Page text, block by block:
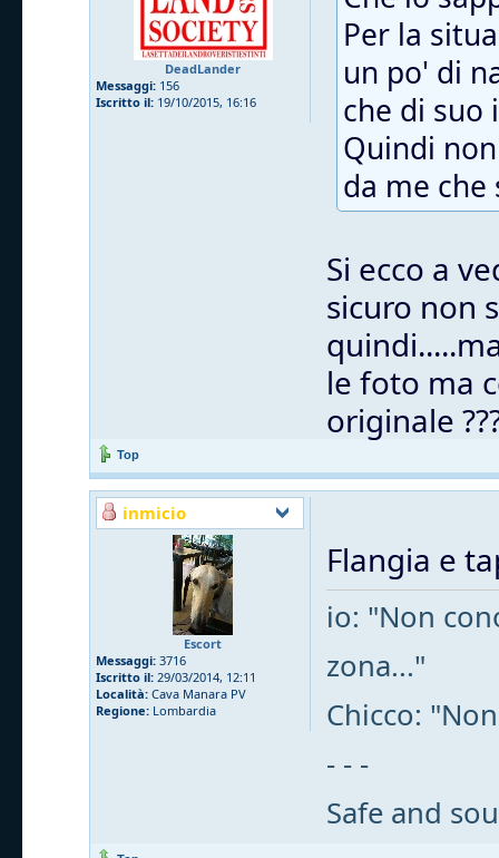
DeadLander
Messaggi: 156
Iscritto il: 19/10/2015, 16:16
Per la
un po' di
che di suo
Quindi
da me
Si ecco a
sicuro non
le foto ma
originale
Top
inmicio
Escort
Messaggi: 3716
Iscritto il: 29/03/2014, 12:11
Località: Cava Manara PV
Regione: Lombardia
Flangia e
io: "Non
zona..."
Chicco:
- - -
Safe and